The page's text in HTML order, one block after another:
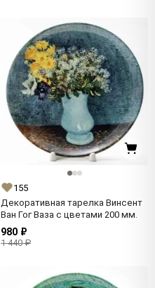
155
Декоративная тарелка Винсент
Ван Гог Ваза с цветами 200 мм.
980 ₽
1 440 ₽